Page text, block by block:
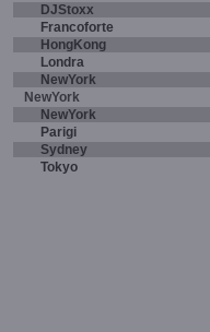
DJStoxx
Francoforte
HongKong
Londra
NewYork
NewYork
NewYork
Parigi
Sydney
Tokyo